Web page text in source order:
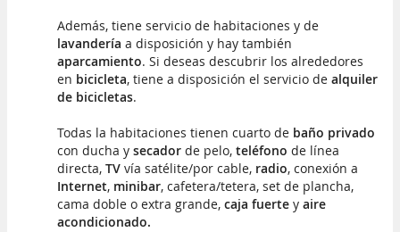
Además, tiene servicio de habitaciones y de
lavandería a disposición y hay también
aparcamiento. Si deseas descubrir los alrededores
en bicicleta, tiene a disposición el servicio de alquiler
de bicicletas.
Todas la habitaciones tienen cuarto de baño privado
con ducha y secador de pelo, teléfono de línea
directa, TV vía satélite/por cable, radio, conexión a
Internet, minibar, cafetera/tetera, set de plancha,
cama doble o extra grande, caja fuerte y aire
acondicionado.